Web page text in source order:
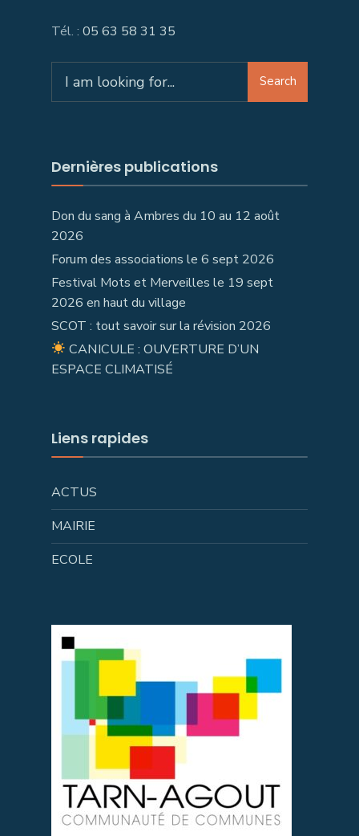
Tél. : 05 63 58 31 35
for:
Search
Dernières publications
Don du sang à Ambres du 10 au 12 août
2026
Forum des associations le 6 sept 2026
Festival Mots et Merveilles le 19 sept
2026 en haut du village
SCOT : tout savoir sur la révision 2026
CANICULE : OUVERTURE D’UN
ESPACE CLIMATISÉ
Liens rapides
ACTUS
MAIRIE
ECOLE